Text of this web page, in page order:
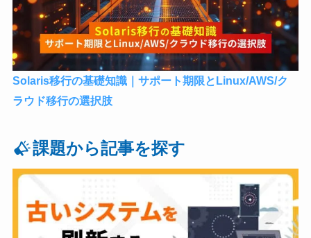
Solaris移行の基礎知識｜サポート期限とLinux/AWS/ク
ラウド移行の選択肢
課題から記事を探す